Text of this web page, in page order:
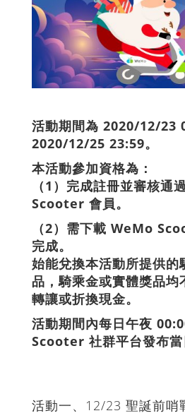
活動期間為 2020/12/23
2020/12/25 23:59。
本活動參加資格為：
（1）完成註冊並審核通
Scooter 會員。
（2）需下載 WeMo
完成。
始能兌換本活動所提供的
品，騎乘金或實體獎品均
轉讓或折換現金。
活動期間內每日午夜
Scooter 社群平台發布當
活動一、12/23 聖誕前哨